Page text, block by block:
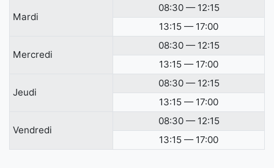
Mardi
08:30 — 12:15
13:15 — 17:00
Mercredi
08:30 — 12:15
13:15 — 17:00
Jeudi
08:30 — 12:15
13:15 — 17:00
Vendredi
08:30 — 12:15
13:15 — 17:00